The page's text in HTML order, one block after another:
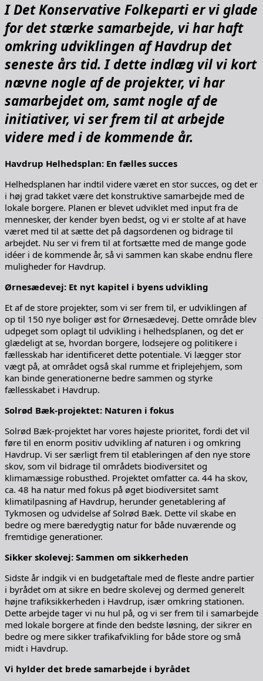
I Det Konservative Folkeparti er vi glade
for det stærke samarbejde, vi har haft
omkring udviklingen af Havdrup det
seneste års tid. I dette indlæg vil vi kort
nævne nogle af de projekter, vi har
samarbejdet om, samt nogle af de
initiativer, vi ser frem til at arbejde
videre med i de kommende år.
Havdrup Helhedsplan: En fælles succes
Helhedsplanen har indtil videre været en stor succes, og det er
i høj grad takket være det konstruktive samarbejde med de
lokale borgere. Planen er blevet udviklet med input fra de
mennesker, der kender byen bedst, og vi er stolte af at have
været med til at sætte det på dagsordenen og bidrage til
arbejdet. Nu ser vi frem til at fortsætte med de mange gode
idéer i de kommende år, så vi sammen kan skabe endnu flere
muligheder for Havdrup.
Ørnesædevej: Et nyt kapitel i byens udvikling
Et af de store projekter, som vi ser frem til, er udviklingen af
op til 150 nye boliger øst for Ørnesædevej. Dette område blev
udpeget som oplagt til udvikling i helhedsplanen, og det er
glædeligt at se, hvordan borgere, lodsejere og politikere i
fællesskab har identificeret dette potentiale. Vi lægger stor
vægt på, at området også skal rumme et friplejehjem, som
kan binde generationerne bedre sammen og styrke
fællesskabet i Havdrup.
Solrød Bæk-projektet: Naturen i fokus
Solrød Bæk-projektet har vores højeste prioritet, fordi det vil
føre til en enorm positiv udvikling af naturen i og omkring
Havdrup. Vi ser særligt frem til etableringen af den nye store
skov, som vil bidrage til områdets biodiversitet og
klimamæssige robusthed. Projektet omfatter ca. 44 ha skov,
ca. 48 ha natur med fokus på øget biodiversitet samt
klimatilpasning af Havdrup, herunder genetablering af
Tykmosen og udvidelse af Solrød Bæk. Dette vil skabe en
bedre og mere bæredygtig natur for både nuværende og
fremtidige generationer.
Sikker skolevej: Sammen om sikkerheden
Sidste år indgik vi en budgetaftale med de fleste andre partier
i byrådet om at sikre en bedre skolevej og dermed generelt
højne trafiksikkerheden i Havdrup, især omkring stationen.
Dette arbejde tager vi nu hul på, og vi ser frem til i samarbejde
med lokale borgere at finde den bedste løsning, der sikrer en
bedre og mere sikker trafikafvikling for både store og små
midt i Havdrup.
Vi hylder det brede samarbejde i byrådet